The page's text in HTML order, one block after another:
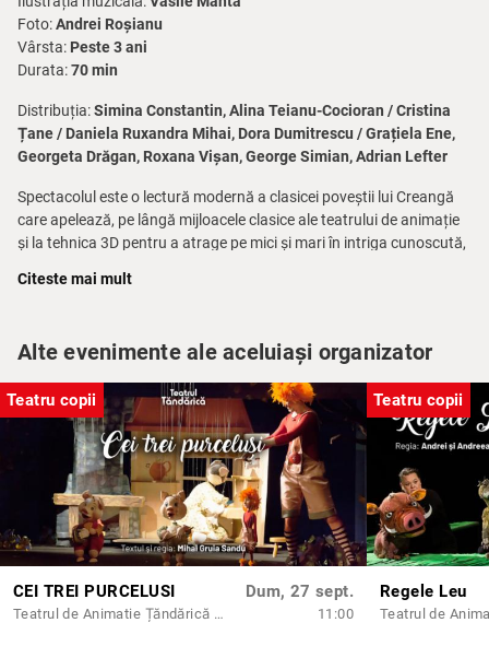
Foto:Andrei Roșianu
Vârsta: Peste 3 ani
Durata:70 min
Distribuția:Simina Constantin, Alina Teianu-Cocioran / Cristina
Țane / Daniela Ruxandra Mihai, Dora Dumitrescu / Grațiela Ene,
Georgeta Drăgan, Roxana Vișan, George Simian, Adrian Lefter
Spectacolul este o lectură modernă a clasicei poveștii lui Creangă
care apelează, pe lângă mijloacele clasice ale teatrului de animație
și la tehnica 3D pentru a atrage pe mici și mari în intriga cunoscută,
pot ajuta pe oricine să răzbată în viaţă.
Citeste mai mult
Alte evenimente ale aceluiași organizator
Teatru copii
CEI TREI PURCELUSI
Teatrul de Animatie Țăndărică - Sala Lahovari
Dum, 27 sept.
11:00
Teatru copii
Regele Leu